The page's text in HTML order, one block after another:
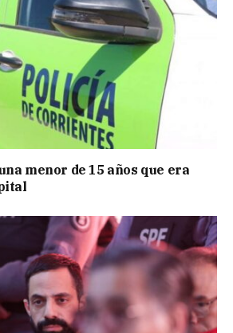
menor de 15 años que era